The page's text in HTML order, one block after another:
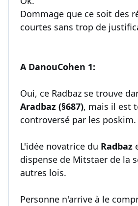
Dommage que ce soit des
courtes sans trop de
A DanouCohen 1:
Oui, ce Radbaz se trouve
Aradbaz (§687), mais il est
controversé par les poskim.
L'idée novatrice du Radbaz
dispense de Mitstaer de la
autres lois.
Personne n'arrive à le